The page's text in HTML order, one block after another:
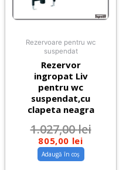
Rezervoare pentru wc
suspendat
Rezervor
ingropat Liv
pentru wc
suspendat,cu
clapeta neagra
1.027,00lei
805,00 lei
Adaugă în coș